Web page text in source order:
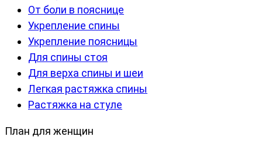
От боли в пояснице
Укрепление спины
Укрепление поясницы
Для спины стоя
Для верха спины и шеи
Легкая растяжка спины
Растяжка на стуле
План для женщин